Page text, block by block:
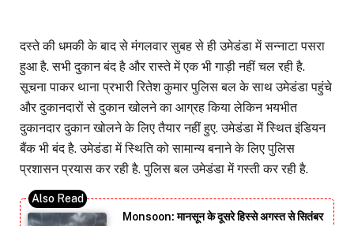
दस्ते की धमकी के बाद से मंगलवार सुबह से ही उमेडंडा में सन्नाटा पसरा
हुआ है. सभी दुकान बंद है और रास्ते में एक भी गाड़ी नहीं चल रही है.
सूचना पाकर थाना प्रभारी रितेश कुमार पुलिस बल के साथ उमेडंडा पहुंचे
और दुकानदारों से दुकान खोलने का आग्रह किया लेकिन भयभीत
दुकानदार दुकान खोलने के लिए तैयार नहीं हुए. उमेडंडा में स्थित इंडियन
बैंक भी बंद है. उमेडंडा में स्थिति को सामान्य बनाने के लिए पुलिस
प्रशासन प्रयास कर रही है. पुलिस बल उमेडंडा में गस्ती कर रही है.
Monsoon: मानसून के दूसरे हिस्से अगस्त से सितंबर